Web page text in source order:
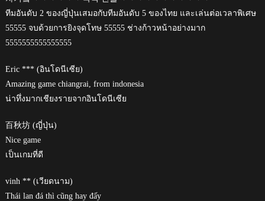
ทีมอันดับ 2 ของญี่ปุ่นเสมอกับทีมอันดับ 5 ของไทย และเล่นต่อเวลาพิเศษ
55555 จบด้วยการยิงจุดโทษ 55555 ช่างก้าวหน้าอย่างมาก
5555555555555555
Eric *** (อินโดนีเซีย)
Amazing game chiangrai, from indonesia
น่าทึ่งมากเชียงรายจากอินโดนีเซีย
百秋坊 (ญี่ปุ่น)
Nice game
เป็นเกมที่ดี
vinh ** (เวียดนาม)
Thái lan đá thì cũng hay đấy